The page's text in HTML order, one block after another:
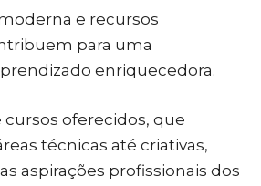
e recursos
para uma
enriquecedora.
cursos oferecidos, que
técnicas até criativas,
aspirações profissionais dos